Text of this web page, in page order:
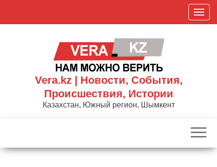
П
о
к
р
Vera.kz | Новости, События,
Происшествия, Истории
Казахстан, Южный регион, Шымкент